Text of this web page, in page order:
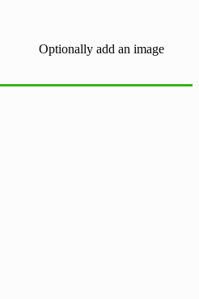
Optionally add an image